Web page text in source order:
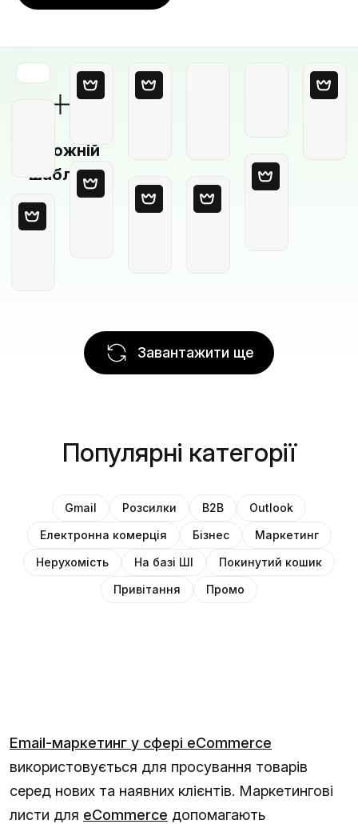
Порожній
шаблон
Завантажити ще
Популярні категорії
Gmail Розсилки B2B
Outlook
Електронна комерція
Бізнес
Маркетинг
Нерухомість
На базі ШІ
Покинутий кошик
Привітання
Промо
Email-маркетинг у сфері eCommerce
використовується для просування товарів
серед нових та наявних клієнтів. Маркетингові
листи для eCommerce допомагають